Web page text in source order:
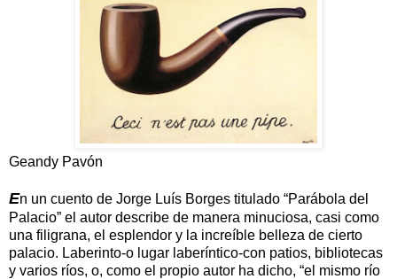
Geandy Pavón
En un cuento de Jorge Luís Borges titulado “Parábola del
Palacio” el autor describe de manera minuciosa, casi como
una filigrana, el esplendor y la increíble belleza de cierto
palacio. Laberinto-o lugar laberíntico-con patios, bibliotecas
y varios ríos, o, como el propio autor ha dicho, “el mismo río